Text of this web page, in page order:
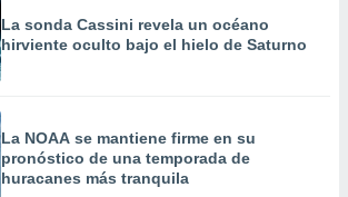
La sonda Cassini revela un océano
hirviente oculto bajo el hielo de Saturno
La NOAA se mantiene firme en su
pronóstico de una temporada de
huracanes más tranquila